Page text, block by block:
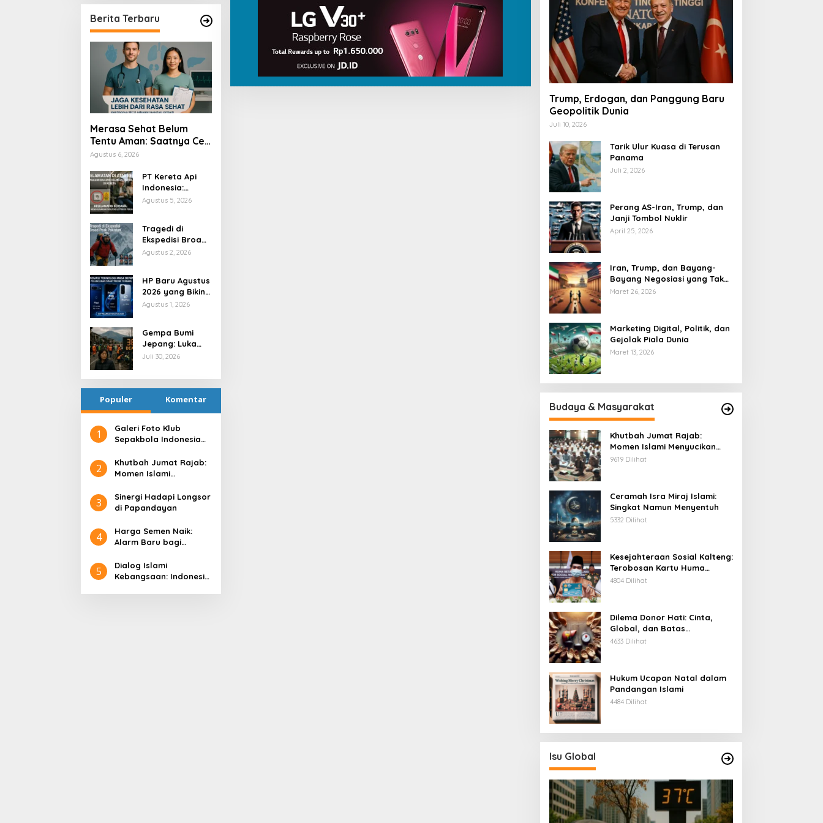
Berita Terbaru
Merasa Sehat Belum
Tentu Aman: Saatnya Cek
Kesehatan Menyeluruh
Agustus 6, 2026
PT Kereta Api
Indonesia:
Bahaya Colok
Agustus 5, 2026
Tragedi di
Ekspedisi Broad
Peak Pakistan
Agustus 2, 2026
HP Baru Agustus
2026 yang Bikin
Indonesia Heboh
Agustus 1, 2026
Gempa Bumi
Jepang: Luka
Fisik, Guncangan
Juli 30, 2026
Populer Komentar
1
Galeri Foto Klub
Sepakbola Indonesia
2
Khutbah Jumat Rajab:
Momen Islami
3
Sinergi Hadapi Longsor
di Papandayan
4
Harga Semen Naik:
Alarm Baru bagi
5
Dialog Islami
Kebangsaan: Indonesia
O
R
T
Trump, Erdogan, dan Panggung Baru
Geopolitik Dunia
Juli 10, 2026
Tarik Ulur Kuasa di Terusan
Panama
Juli 2, 2026
Perang AS-Iran, Trump, dan
Janji Tombol Nuklir
April 25, 2026
Iran, Trump, dan Bayang-
Bayang Negosiasi yang Tak
Pernah Usai
Maret 26, 2026
Marketing Digital, Politik, dan
Gejolak Piala Dunia
Maret 13, 2026
Budaya & Masyarakat
Khutbah Jumat Rajab:
Momen Islami Menyucikan
Hati
9619 Dilihat
Ceramah Isra Miraj Islami:
Singkat Namun Menyentuh
5332 Dilihat
Kesejahteraan Sosial Kalteng:
Terobosan Kartu Huma
Betang
4804 Dilihat
Dilema Donor Hati: Cinta,
Global, dan Batas
Pengorbanan
4633 Dilihat
Hukum Ucapan Natal dalam
Pandangan Islami
4484 Dilihat
Isu Global